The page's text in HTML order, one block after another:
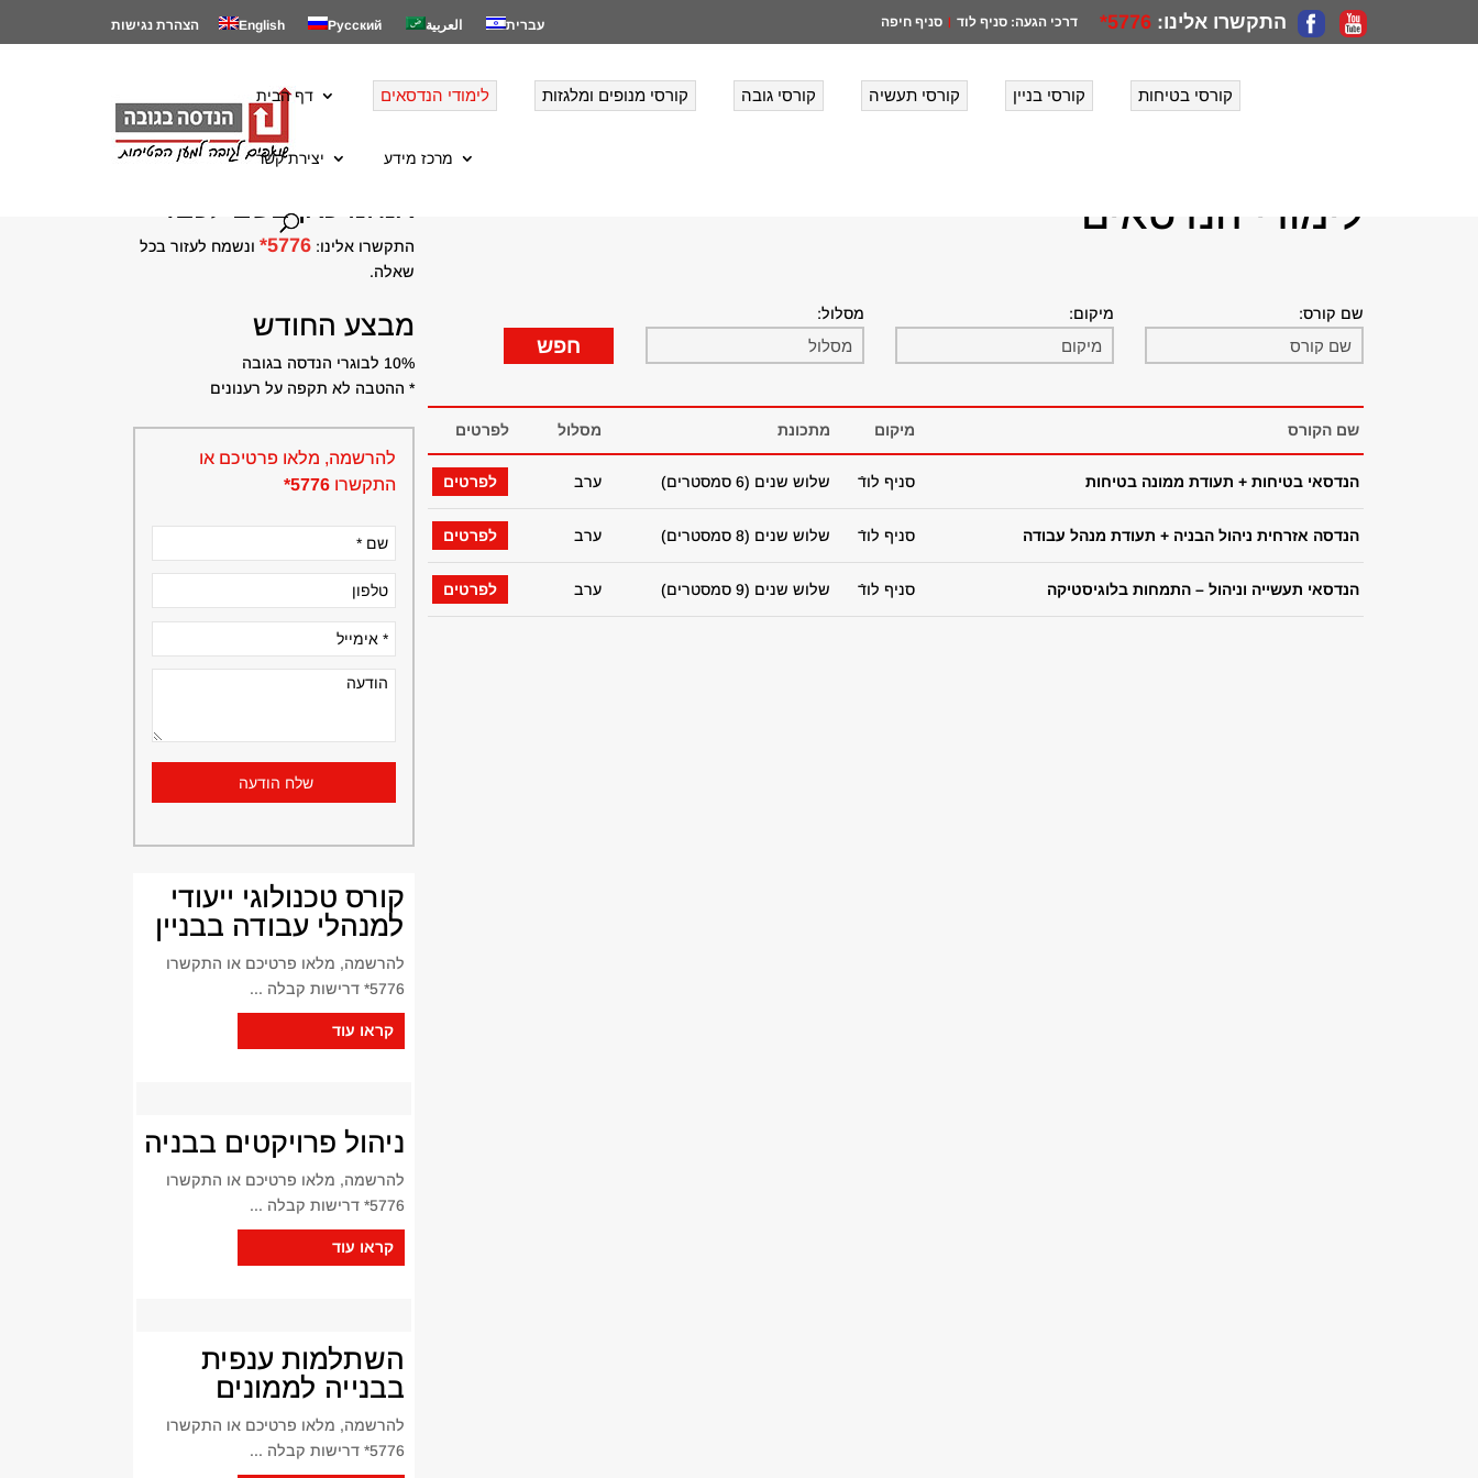
התקשרו אלינו: 5776* דרכי הגעה: סניף לוד | סניף חיפה הצהרת נגישות English Русский العربية עברית
קורסי בטיחות קורסי בניין קורסי תעשיה קורסי גובה קורסי מנופים ומלגזות לימודי הנדסאים דף הבית
מרכז מידע יצירת קשר
לימודי הנדסאים
שם קורס: מיקום: מסלול:
שם הקורס מיקום מתכונת מסלול לפרטים
הנדסאי בטיחות + תעודת ממונה בטיחות סניף לודֿ שלוש שנים (6 סמסטרים) ערב לפרטים
הנדסה אזרחית ניהול הבניה + תעודת מנהל עבודה סניף לודֿ שלוש שנים (8 סמסטרים) ערב לפרטים
הנדסאי תעשייה וניהול – התמחות בלוגיסטיקה סניף לודֿ שלוש שנים (9 סמסטרים) ערב לפרטים
אנחנו כאן בשבילכם!
התקשרו אלינו:5776*
ונשמח לעזור בכל
שאלה.
מבצע החודש
10% לבוגרי הנדסה בגובה
* ההטבה לא תקפה על רענונים
להרשמה, מלאו פרטיכם או
התקשרו5776*
קורס טכנולוגי ייעודי
למנהלי עבודה בבניין
להרשמה, מלאו פרטיכם או התקשרו
5776* דרישות קבלה ...
קראו עוד
ניהול פרויקטים בבניה
להרשמה, מלאו פרטיכם או התקשרו
5776* דרישות קבלה ...
קראו עוד
השתלמות ענפית
בבנייה לממונים
להרשמה, מלאו פרטיכם או התקשרו
5776* דרישות קבלה ...